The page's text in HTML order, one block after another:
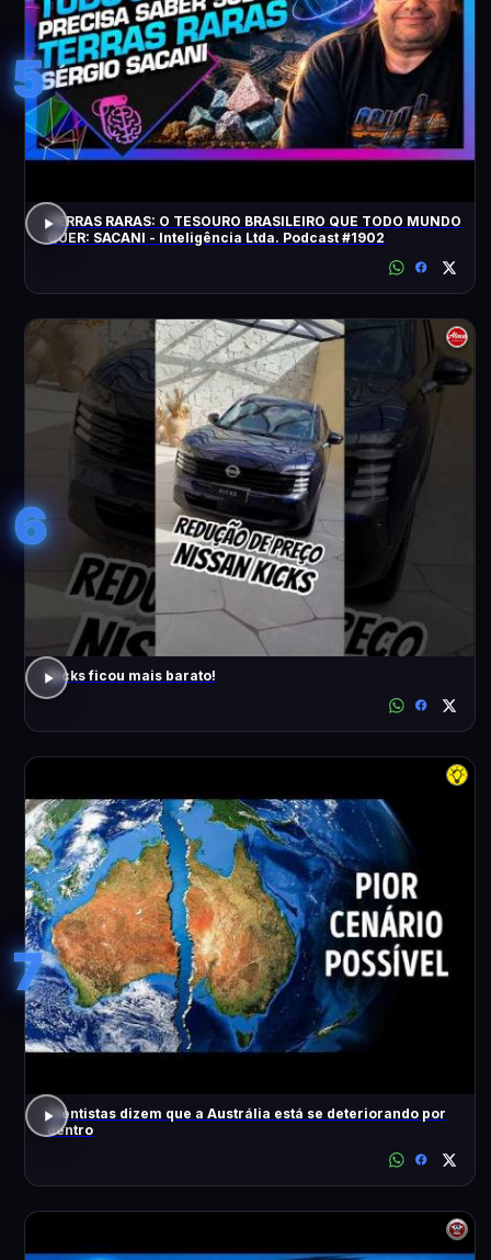
5
TERRAS RARAS: O TESOURO BRASILEIRO QUE TODO MUNDO
QUER: SACANI - Inteligência Ltda. Podcast #1902
6
Kicks ficou mais barato!
7
Cientistas dizem que a Austrália está se deteriorando por
dentro